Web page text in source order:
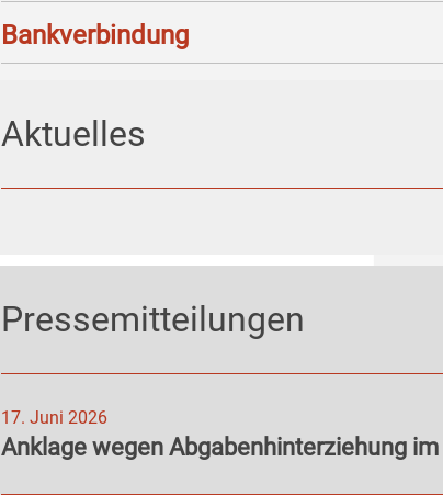
Bankverbindung
Aktuelles
Pressemitteilungen
17. Juni 2026
Anklage wegen Abgabenhinterziehung